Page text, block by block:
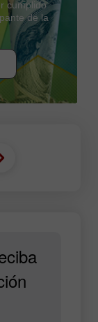
cumplido
de la